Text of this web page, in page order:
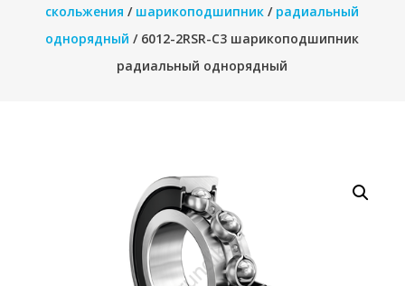
скольжения / шарикоподшипник / радиальный
однорядный / 6012-2RSR-C3 шарикоподшипник
радиальный однорядный